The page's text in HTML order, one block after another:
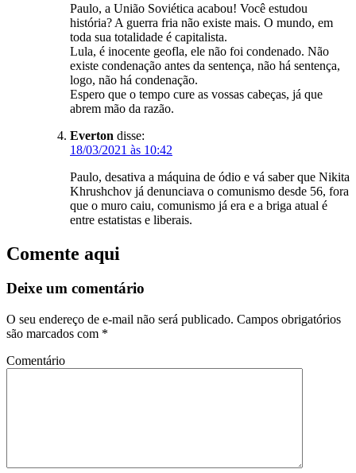
Paulo, a União Soviética acabou! Você estudou
história? A guerra fria não existe mais. O mundo, em
toda sua totalidade é capitalista.
Lula, é inocente geofla, ele não foi condenado. Não
existe condenação antes da sentença, não há sentença,
logo, não há condenação.
Espero que o tempo cure as vossas cabeças, já que
abrem mão da razão.
Everton disse:
18/03/2021 às 10:42
Paulo, desativa a máquina de ódio e vá saber que Nikita
Khrushchov já denunciava o comunismo desde 56, fora
que o muro caiu, comunismo já era e a briga atual é
entre estatistas e liberais.
Comente aqui
Deixe um comentário
O seu endereço de e-mail não será publicado. Campos obrigatórios
são marcados com *
Comentário